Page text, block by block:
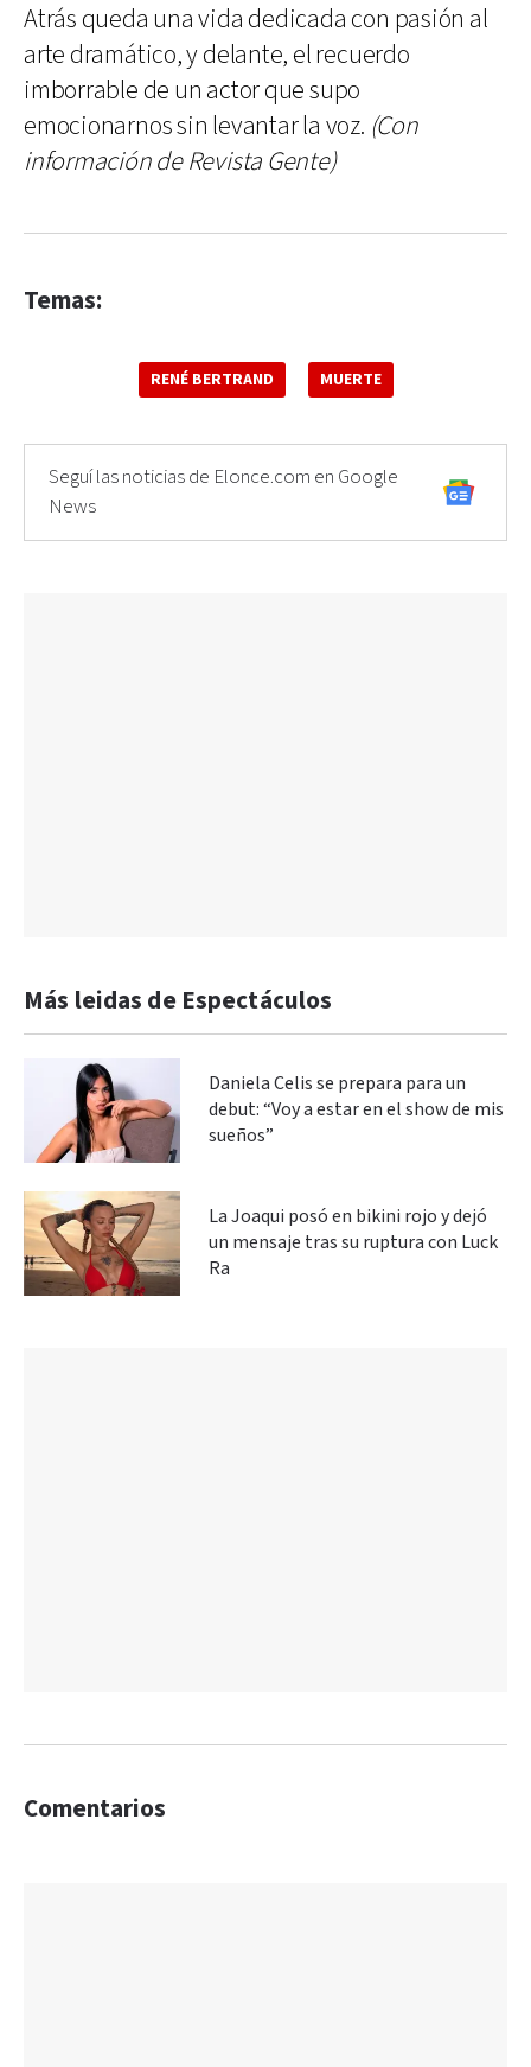
Atrás queda una vida dedicada con pasión al
arte dramático, y delante, el recuerdo
imborrable de un actor que supo
emocionarnos sin levantar la voz. (Con
información de Revista Gente)
Temas:
RENÉ BERTRAND MUERTE
Seguí las noticias de Elonce.com en Google
News
Más leidas de Espectáculos
Daniela Celis se prepara para un
debut: “Voy a estar en el show de mis
sueños”
La Joaqui posó en bikini rojo y dejó
un mensaje tras su ruptura con Luck
Ra
Comentarios